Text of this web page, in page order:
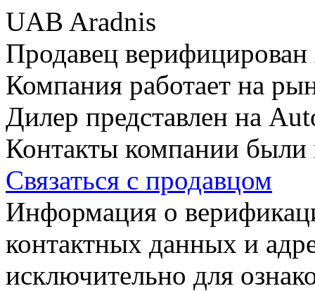
UAB Aradnis
Продавец
Компания работает на
Дилер представлен на
Контакты компании
Связаться с продавцом
Информация о
контактных данных и
исключительно для